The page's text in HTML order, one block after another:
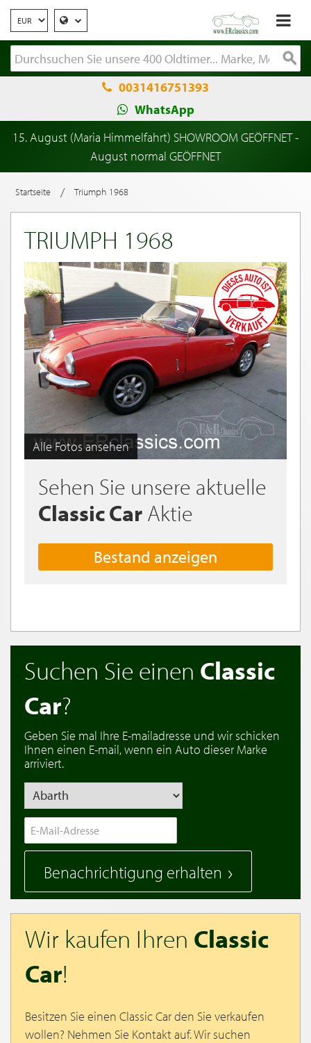
0031416751393
WhatsApp
15. August (Maria Himmelfahrt) SHOWROOM GEÖFFNET -
August normal GEÖFFNET
Startseite / Triumph 1968
TRIUMPH 1968
Alle Fotos ansehen
Sehen Sie unsere aktuelle
Classic Car Aktie
Bestand anzeigen
Suchen Sie einen Classic
Car?
Geben Sie mal Ihre E-mailadresse und wir schicken
Ihnen einen E-mail, wenn ein Auto dieser Marke
arriviert.
Benachrichtigung erhalten
Wir kaufen Ihren Classic
Car!
Besitzen Sie einen Classic Car den Sie verkaufen
wollen? Nehmen Sie Kontakt auf. Wir suchen